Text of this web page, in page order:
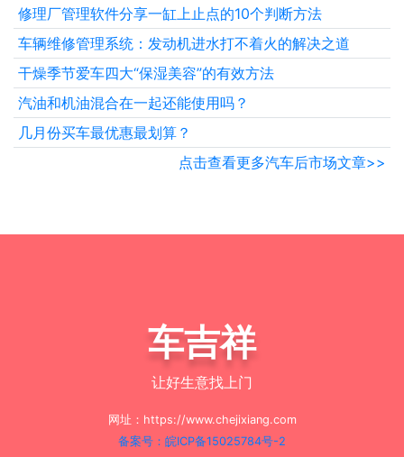
修理厂管理软件分享一缸上止点的10个判断方法
车辆维修管理系统：发动机进水打不着火的解决之道
干燥季节爱车四大“保湿美容”的有效方法
汽油和机油混合在一起还能使用吗？
几月份买车最优惠最划算？
点击查看更多汽车后市场文章>>
车吉祥
让好生意找上门
网址：https://www.chejixiang.com
备案号：皖ICP备15025784号-2